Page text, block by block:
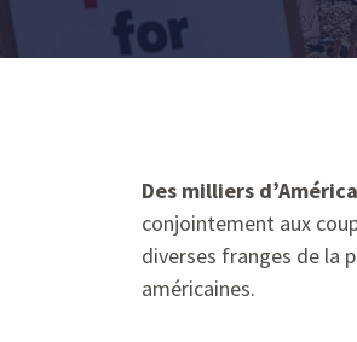
Des milliers
conjointement aux
diverses franges de la
américaines.